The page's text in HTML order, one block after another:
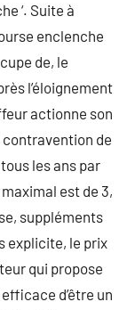
‘. Suite à
enclenche
de, le
l’éloignement
actionne son
de
les ans par
est de 3,
suppléments
explicite, le prix
qui propose
d’être un